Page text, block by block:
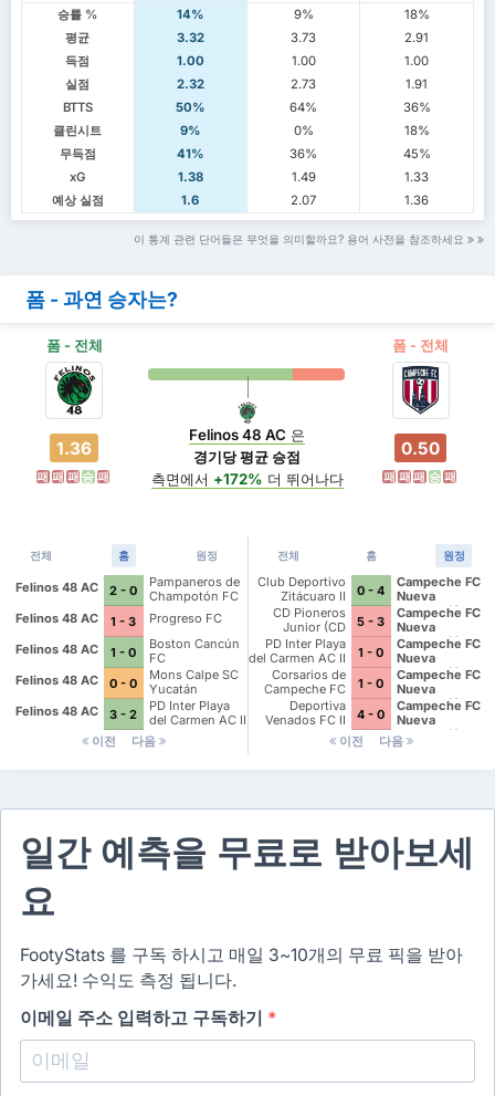
승률 %
14% 9%
18%
평균
3.32 3.73
2.91
득점
1.00 1.00
1.00
실점
2.32 2.73
1.91
BTTS
50% 64%
36%
클린시트
9% 0%
18%
무득점
41% 36%
45%
xG
1.38 1.49
1.33
예상 실점
1.6 2.07 1.36
이 통계 관련 단어들은 무엇을 의미할까요? 용어 사전을 참조하세요
폼 - 과연 승자는?
폼 - 전체 폼 - 전체
1.36
패 패 패 승 패
Felinos 48 AC 은
경기당 평균 승점
측면에서 +172% 더 뛰어나다
0.50
패 패 패 승 패
전체 홈 원정
Felinos 48 AC 2 - 0
Pampaneros de
Champotón FC
Felinos 48 AC
1 - 3
Progreso FC
Felinos 48 AC
1 - 0
Boston Cancún
FC
Felinos 48 AC
0 - 0
Mons Calpe SC
Yucatán
Felinos 48 AC
3 - 2
PD Inter Playa
del Carmen AC II
이전
다음
전체 홈 원정
Club Deportivo
Zitácuaro II
0 - 4
Campeche FC
Nueva
Generación
CD Pioneros
Junior (CD
Pioneros de
Cancún II)
5 - 3
Campeche FC
Nueva
Generación
PD Inter Playa
del Carmen AC II
1 - 0
Campeche FC
Nueva
Generación
Corsarios de
Campeche FC
1 - 0
Campeche FC
Nueva
Generación
Deportiva
Venados FC II
4 - 0
Campeche FC
Nueva
Generación
이전 다음
일간 예측을 무료로 받아보세
요
FootyStats 를 구독 하시고 매일 3~10개의 무료 픽을 받아
가세요! 수익도 측정 됩니다.
이메일 주소 입력하고 구독하기 *